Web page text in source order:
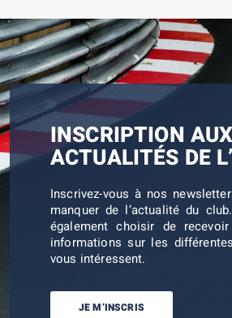
INSCRIPTION AUX
ACTUALITÉS DE
Inscrivez-vous à nos
manquer de l’actualité du
également choisir de
informations sur les
vous intéressent.
JE M’INSCRIS